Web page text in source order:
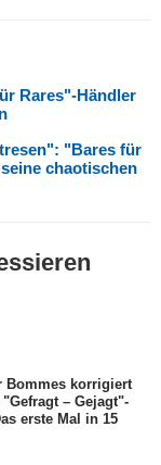
Rares"-Händler
"Bares für
chaotischen
Bommes korrigiert
"Gefragt – Gejagt"-
erste Mal in 15